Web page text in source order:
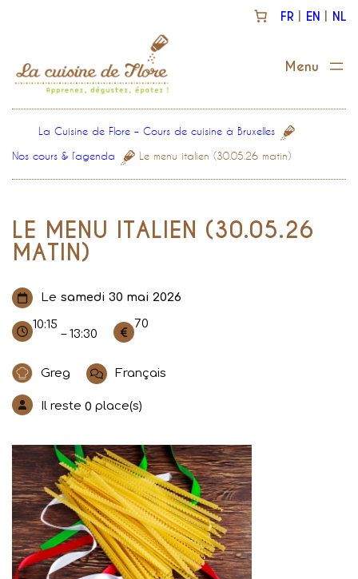
FR EN NL
La Cuisine de Flore – Cours de cuisine à Bruxelles
Nos cours & l’agenda
Le menu italien (30.05.26 matin)
LE MENU ITALIEN (30.05.26
MATIN)
Le samedi 30 mai 2026
10:15
– 13:30
70
Greg Français
Il reste 0 place(s)